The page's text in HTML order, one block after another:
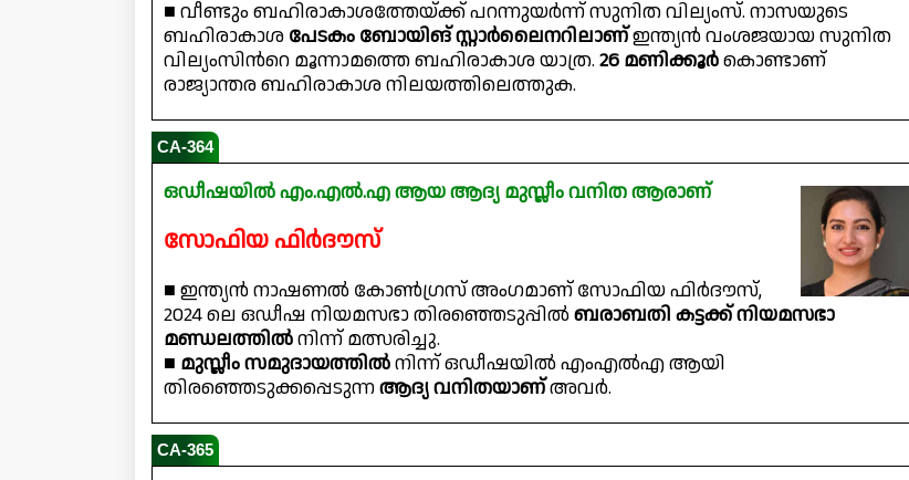
■ വീണ്ടും ബഹിരാകാശത്തേയ്ക്ക് പറന്നുയര്‍ന്ന് സുനിത വില്യംസ്. നാസയുടെ
ബഹിരാകാശ പേടകം ബോയിങ് സ്റ്റാര്‍ലൈനറിലാണ്ഇന്ത്യന്‍ വംശജയായ സുനിത
വില്യംസിന്‍റെ മൂന്നാമത്തെ ബഹിരാകാശ യാത്ര. 26 മണിക്കൂര്‍കൊണ്ടാണ്
രാജ്യാന്തര ബഹിരാകാശ നിലയത്തിലെത്തുക.
CA-364
ഒഡീഷയിൽ എം.എൽ.എ ആയ ആദ്യ മുസ്ലീം വനിത ആരാണ്
സോഫിയ ഫിർദൗസ്
■ ഇന്ത്യൻ നാഷണൽ കോൺഗ്രസ് അംഗമാണ് സോഫിയ ഫിർദൗസ്,
2024 ലെ ഒഡീഷ നിയമസഭാ തിരഞ്ഞെടുപ്പിൽ ബരാബതി കട്ടക്ക് നിയമസഭാ
മണ്ഡലത്തിൽനിന്ന് മത്സരിച്ചു.
■ മുസ്ലീം സമുദായത്തിൽനിന്ന് ഒഡീഷയിൽ എംഎൽഎ ആയി
തിരഞ്ഞെടുക്കപ്പെടുന്നആദ്യ വനിതയാണ്അവർ.
CA-365